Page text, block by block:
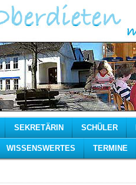
SEKRETÄRIN SCHÜLER
WISSENSWERTES TERMINE